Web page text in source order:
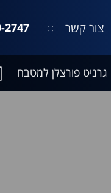
צור קשר 2747
גרניט פורצלן למטבח